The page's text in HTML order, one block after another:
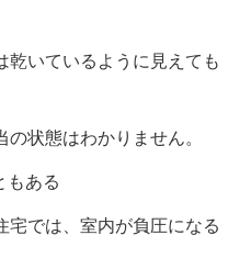
乾いているように見えても
状態はわかりません。
もある
宅では、室内が負圧になる